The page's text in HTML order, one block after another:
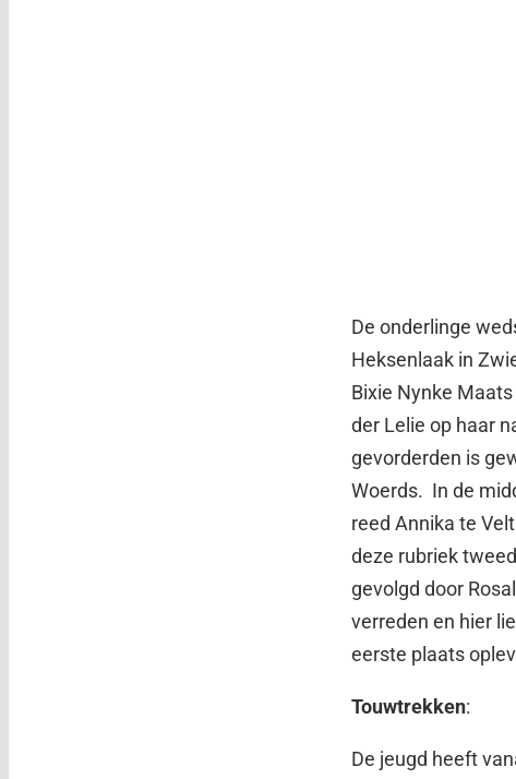
De onderlinge
Heksenlaak in
Bixie Nynke
der Lelie op haar
gevorderden is
Woerds. In de
reed Annika te
deze rubriek
gevolgd door
verreden en hier
eerste plaats
Touwtrekken:
De jeugd heeft